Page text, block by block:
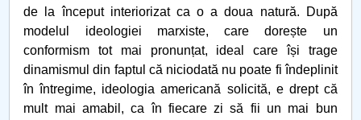
Părerea sau opinia profesorilor de la UPIT contează
Poate fi un calculator conștient?
Despre schimbări... tehnologice și nu numai...
de la început interiorizat ca o a doua natură. După
modelul ideologiei marxiste, care dorește un
conformism tot mai pronunțat, ideal care își trage
dinamismul din faptul că niciodată nu poate fi îndeplinit
în întregime, ideologia americană solicită, e drept că
mult mai amabil, ca în fiecare zi să fii un mai bun